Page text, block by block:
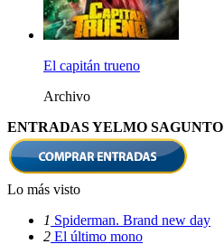
El capitán trueno
Archivo
ENTRADAS YELMO SAGUNTO
Lo más visto
1 Spiderman. Brand new day
2 El último mono